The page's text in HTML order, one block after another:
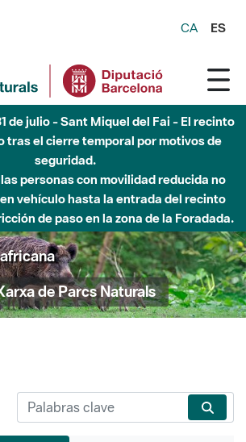
CA ES
de julio - Sant Miquel del Fai - El recinto
tras el cierre temporal por motivos de
seguridad.
personas con movilidad reducida no
vehículo hasta la entrada del recinto
de paso en la zona de la Foradada.
de Parcs Naturals